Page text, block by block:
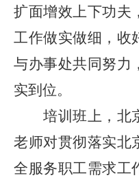
扩面增效上下功夫
工作做实做细，收
与办事处共同努力
实到位。
培训班上，北
老师对贯彻落实北
全服务职工需求工